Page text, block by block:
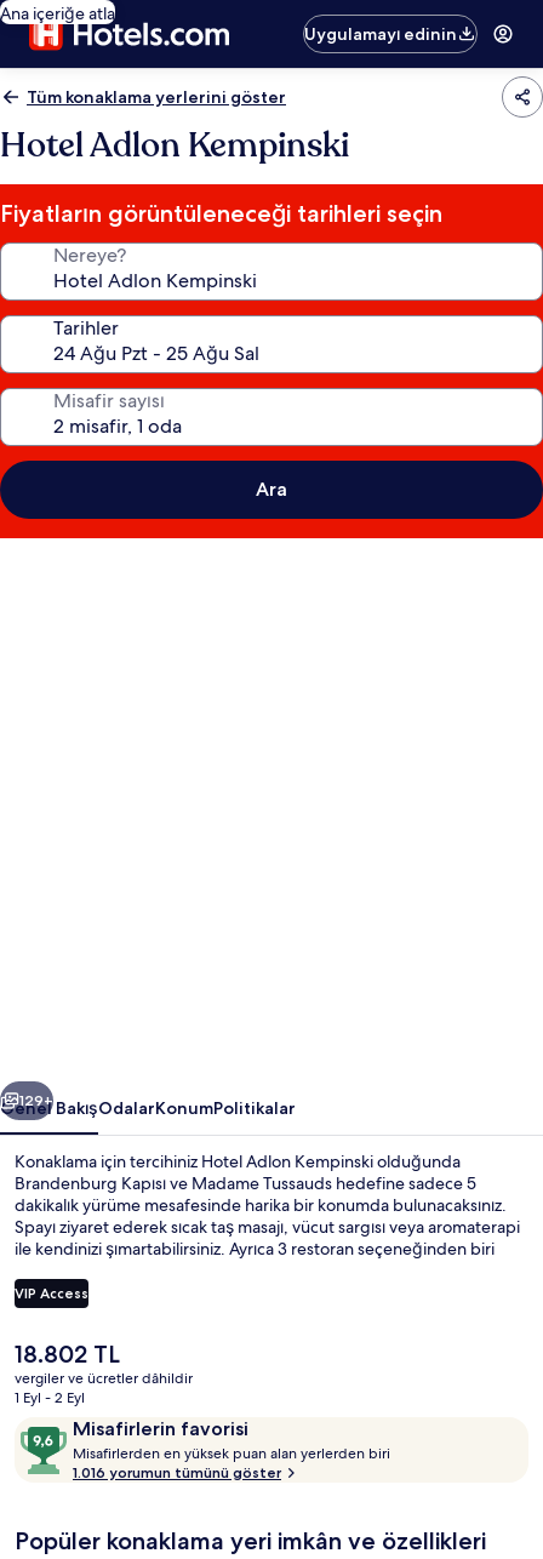
Ana içeriğe atla
Uygulamayı edinin
Tüm konaklama yerlerini göster
Hotel Adlon Kempinski
Fiyatların görüntüleneceği tarihleri seçin
Nereye?
Tarihler
Misafir sayısı
Ara
Sonraki
129+
Genel BakışOdalarKonumPolitikalar
Konaklama için tercihiniz Hotel Adlon Kempinski olduğunda
Brandenburg Kapısı ve Madame Tussauds hedefine sadece 5
dakikalık yürüme mesafesinde harika bir konumda bulunacaksınız.
Spayı ziyaret ederek sıcak taş masajı, vücut sargısı veya aromaterapi
ile kendinizi şımartabilirsiniz. Ayrıca 3 restoran seçeneğinden biri
ve akşam yemeği için açıktır. 2 bar/dinlenme salonu, kapalı havuz ve
havuz kenarı barı; bu lüks otel içerisindeki diğer öne çıkan özellikler
yerinin genel durumu popüler. Konaklama yerinden toplu taşımaya
kısa bir yürüyüşle ulaşabilir, Brandenburger Tor U-Bahn İstasyonu
yakındır ve Unter den Linden İstasyonu 7 dakikalık yürüme
mesafesindedir.
VIP Access
Şu
anki
fiyat
18.802 TL
vergiler ve ücretler dâhildir
1 Eyl - 2 Eyl
YorumlarMisafirlerin favorisi
10
üzerinden
9,6,
favorisi
Misafirlerden en yüksek puan alan yerlerden biri
f
1.016 yorumun tümünü göster
Popüler konaklama yeri imkân ve özellikleri